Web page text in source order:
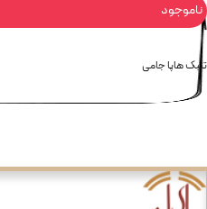
ناموجود
تنبک هاپا جامی